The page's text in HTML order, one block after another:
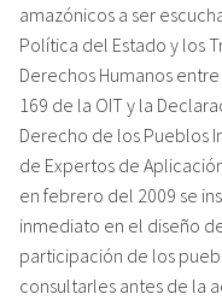
amazónicos a ser
Política del Estado y los
Derechos Humanos
169 de la OIT y la
Derecho de los Pueblos
de Expertos de
en febrero del 2009 se
inmediato en el diseño
participación de los
consultarles antes de la